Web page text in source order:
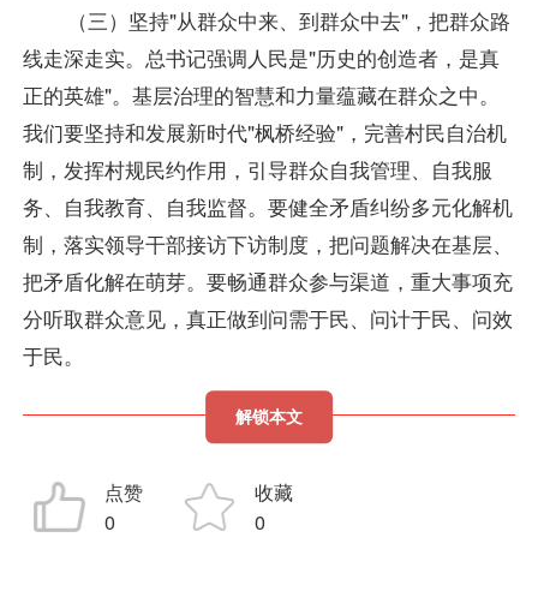
（三）坚持"从群众中来、到群众中去"，把群众路
线走深走实。总书记强调人民是"历史的创造者，是真
正的英雄"。基层治理的智慧和力量蕴藏在群众之中。
我们要坚持和发展新时代"枫桥经验"，完善村民自治机
制，发挥村规民约作用，引导群众自我管理、自我服
务、自我教育、自我监督。要健全矛盾纠纷多元化解机
制，落实领导干部接访下访制度，把问题解决在基层、
把矛盾化解在萌芽。要畅通群众参与渠道，重大事项充
分听取群众意见，真正做到问需于民、问计于民、问效
于民。
解锁本文
点赞
0
收藏
0